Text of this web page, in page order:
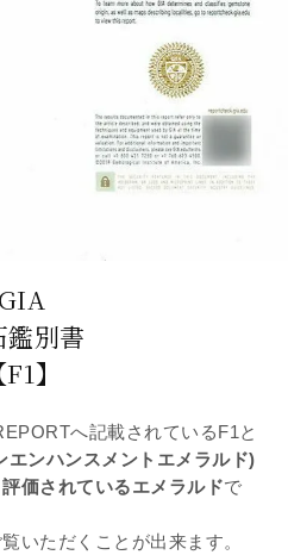
GIA
鑑別書
F1】
へ記載されているF1と
エンハンスメントエメラルド)
価されているエメラルドで
いただくことが出来ます。